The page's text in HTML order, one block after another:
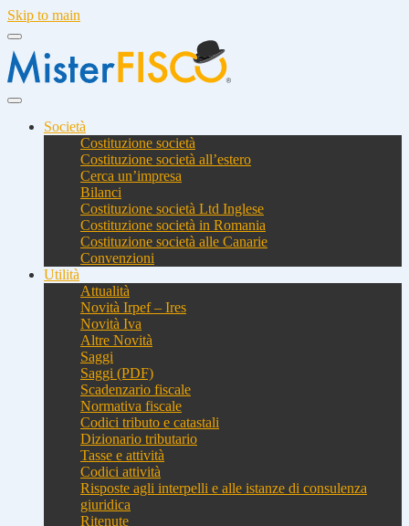
Skip to main
Società
Costituzione società
Costituzione società all’estero
Cerca un’impresa
Bilanci
Costituzione società Ltd Inglese
Costituzione società in Romania
Costituzione società alle Canarie
Convenzioni
Utilità
Attualità
Novità Irpef – Ires
Novità Iva
Altre Novità
Saggi
Saggi (PDF)
Scadenzario fiscale
Normativa fiscale
Codici tributo e catastali
Dizionario tributario
Tasse e attività
Codici attività
Risposte agli interpelli e alle istanze di consulenza
giuridica
Ritenute